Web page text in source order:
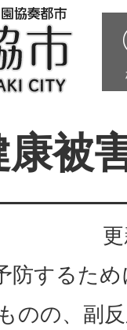
被
防するた
のの、副